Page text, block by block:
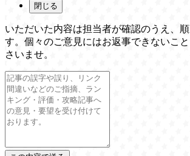
閉じる
いただいた内容は担当者が確認のうえ、
す。個々のご意見にはお返事できないこ
さいませ。